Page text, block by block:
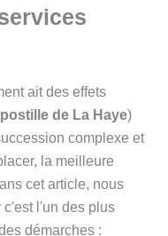
ait des effets
de La Haye)
complexe et
la meilleure
cet article, nous
c'est l'un des plus
démarches :